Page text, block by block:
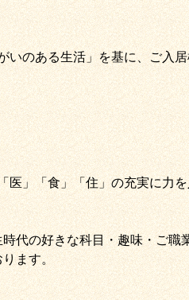
いのある生活」を基に、ご入
医」「食」「住」の充実に力
代の好きな科目・趣味・ご職
ります。